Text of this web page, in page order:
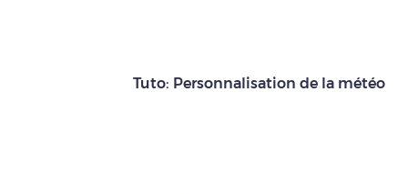
Tuto: Personnalisation de la météo